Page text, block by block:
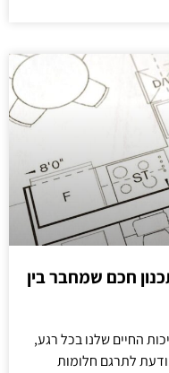
חכם שמחבר בין
החיים שלנו בכל רגע,
לתרגם חלומות